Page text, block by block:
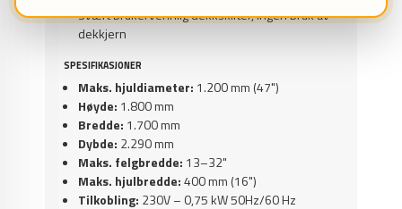
Svært brukervennlig dekkskifter, ingen bruk av
dekkjern
SPESIFIKASJONER
Maks. hjuldiameter: 1.200 mm (47")
Høyde: 1.800 mm
Bredde: 1.700 mm
Dybde: 2.290 mm
Maks. felgbredde: 13–32"
Maks. hjulbredde:400 mm (16")
Tilkobling: 230V – 0,75 kW 50Hz/60 Hz